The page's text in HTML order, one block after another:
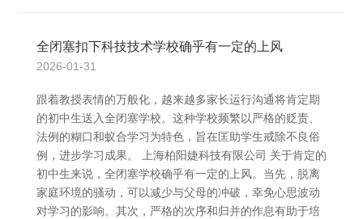
全闭塞扣下科技技术学校确乎有一定的上风
2026-01-31
跟着教授表情的万般化，越来越多家长运行沟通将肯定期
的初中生送入全闭塞学校。这种学校频繁以严格的贬责、
法例的糊口和蚁合学习为特色，旨在匡助学生戒除不良俗
例，进步学习成果。 上海柏阳婕科技有限公司 关于肯定的
初中生来说，全闭塞学校确乎有一定的上风。当先，脱离
家庭环境的骚动，可以减少与父母的冲破，幸免心思波动
对学习的影响。其次，严格的次序和归并的作息有助于培